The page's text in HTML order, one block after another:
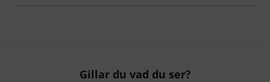
Gillar du vad du ser?